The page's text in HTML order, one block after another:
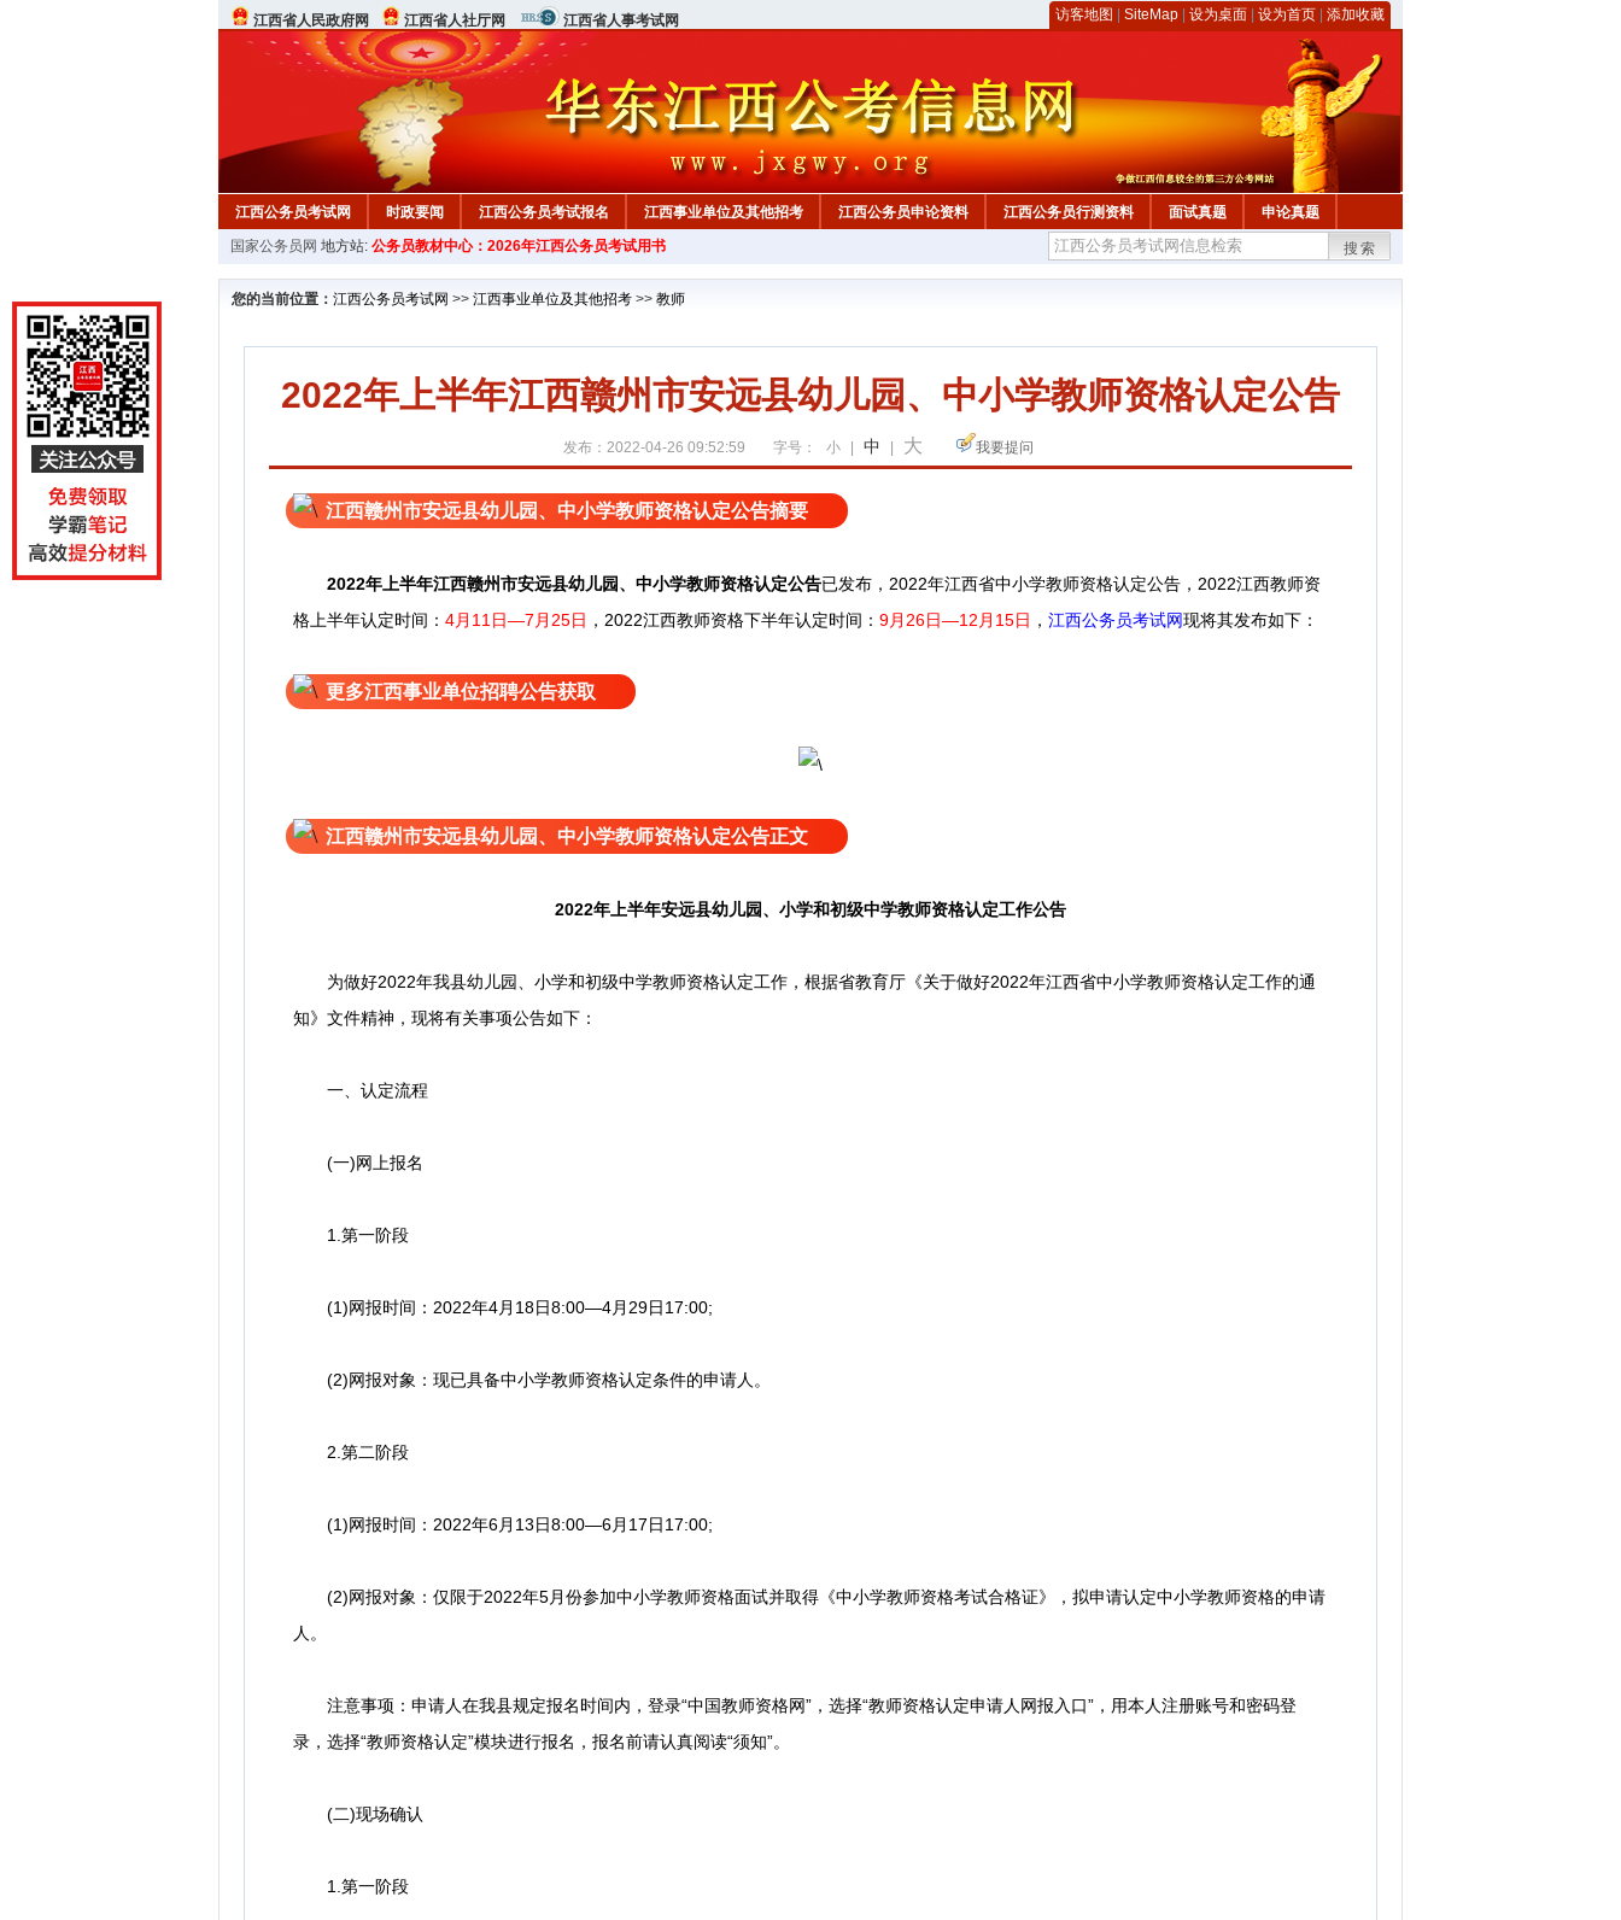
江西省人民政府网 江西省人社厅网 江西省人事考试网 访客地图 SiteMap 设为桌面 设为首页 添加收藏
江西公务员考试网 时政要闻 江西公务员考试报名 江西事业单位及其他招考 江西公务员申论资料 江西公务员行测资料 面试真题 申论真题
行测真题 在线咨询 教材中心
国家公务员网 地方站: 公务员教材中心：2026年江西公务员考试用书 搜索
您的当前位置： 江西公务员考试网 >> 江西事业单位及其他招考 >> 教师
2022年上半年江西赣州市安远县幼儿园、中小学教师资格认定公告
发布：2022-04-26 09:52:59 字号： 小 中 大 我要提问
江西赣州市安远县幼儿园、中小学教师资格认定公告摘要
2022年 上半年江西赣州市安远县幼儿园、中小学教师资格认定公告已发布， 2022年江西省中小学教师资格认定公告，2022江西教师资
格上半年认定时间： 4月11日—7月25日 ，2022江西教师资格下半年认定时间： 9月26日—12月15日 ， 江西公务员考试网现将其发布如下：
更多江西事业单位招聘公告获取
江西赣州市安远县幼儿园、中小学教师资格认定公告正文
2022年上半年安远县幼儿园、小学和初级中学教师资格认定工作公告
为做好2022年我县幼儿园、小学和初级中学教师资格认定工作，根据省教育厅《关于做好2022年江西省中小学教师资格认定工作的通
知》文件精神，现将有关事项公告如下：
一、认定流程
(一)网上报名
1.第一阶段
(1)网报时间：2022年4月18日8:00—4月29日17:00;
(2)网报对象：现已具备中小学教师资格认定条件的申请人。
2.第二阶段
(1)网报时间：2022年6月13日8:00—6月17日17:00;
(2)网报对象：仅限于2022年5月份参加中小学教师资格面试并取得《中小学教师资格考试合格证》，拟申请认定中小学教师资格的申请
人。
注意事项：申请人在我县规定报名时间内，登录“中国教师资格网”，选择“教师资格认定申请人网报入口”，用本人注册账号和密码登
录，选择“教师资格认定”模块进行报名，报名前请认真阅读“须知”。
(二)现场确认
1.第一阶段